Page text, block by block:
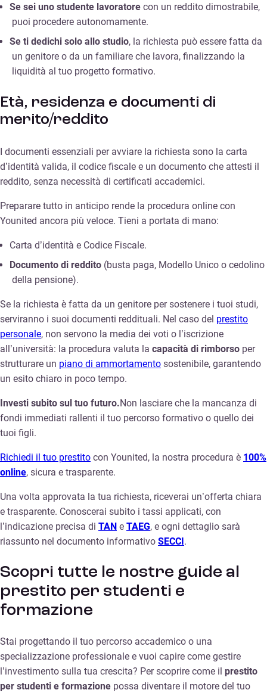
Se sei uno studente lavoratore con un reddito dimostrabile,
puoi procedere autonomamente.
Se ti dedichi solo allo studio, la richiesta può essere fatta da
un genitore o da un familiare che lavora, finalizzando la
liquidità al tuo progetto formativo.
Età, residenza e documenti di
merito/reddito
I documenti essenziali per avviare la richiesta sono la carta
d’identità valida, il codice fiscale e un documento che attesti il
reddito, senza necessità di certificati accademici.
Preparare tutto in anticipo rende la procedura online con
Younited ancora più veloce. Tieni a portata di mano:
Carta d’identità e Codice Fiscale.
Documento di reddito (busta paga, Modello Unico o cedolino
della pensione).
Se la richiesta è fatta da un genitore per sostenere i tuoi studi,
serviranno i suoi documenti reddituali. Nel caso del prestito
personale, non servono la media dei voti o l’iscrizione
all’università: la procedura valuta la capacità di rimborso per
strutturare un piano di ammortamento sostenibile, garantendo
un esito chiaro in poco tempo.
Investi subito sul tuo futuro.Non lasciare che la mancanza di
fondi immediati rallenti il tuo percorso formativo o quello dei
tuoi figli.
Richiedi il tuo prestito con Younited, la nostra procedura è 100%
online, sicura e trasparente.
Una volta approvata la tua richiesta, riceverai un’offerta chiara
e trasparente. Conoscerai subito i tassi applicati, con
l’indicazione precisa di TAN e TAEG, e ogni dettaglio sarà
riassunto nel documento informativo SECCI .
Scopri tutte le nostre guide al
prestito per studenti e
formazione
Stai progettando il tuo percorso accademico o una
specializzazione professionale e vuoi capire come gestire
l’investimento sulla tua crescita? Per scoprire come il prestito
per studenti e formazione possa diventare il motore del tuo